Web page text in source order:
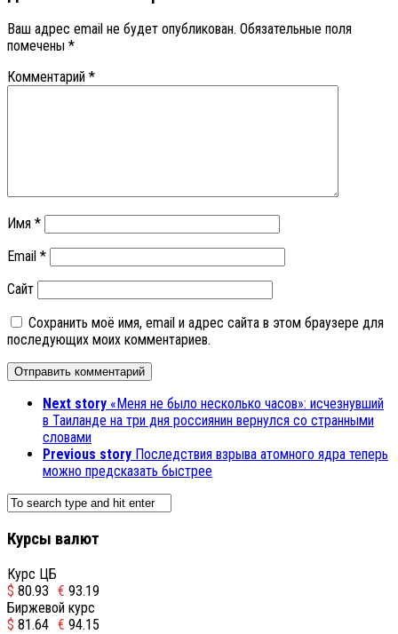
Ваш адрес email не будет опубликован. Обязательные поля
помечены *
Комментарий *
Имя *
Email *
Сайт
Сохранить моё имя, email и адрес сайта в этом браузере для
последующих моих комментариев.
Next story «Меня не было несколько часов»: исчезнувший
в Таиланде на три дня россиянин вернулся со странными
словами
Previous story Последствия взрыва атомного ядра теперь
можно предсказать быстрее
Курсы валют
Курс ЦБ
$ 80.93 € 93.19
Биржевой курс
$ 81.64 € 94.15